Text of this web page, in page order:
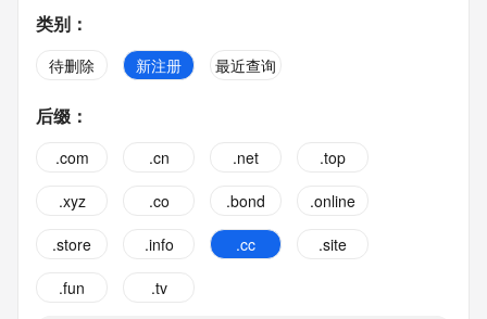
类别 ：
待删除 新注册 最近查询
后缀 ：
.com .cn .net
.top
.xyz
.co .bond
.online
.store
.info .cc
.site
.fun
.tv